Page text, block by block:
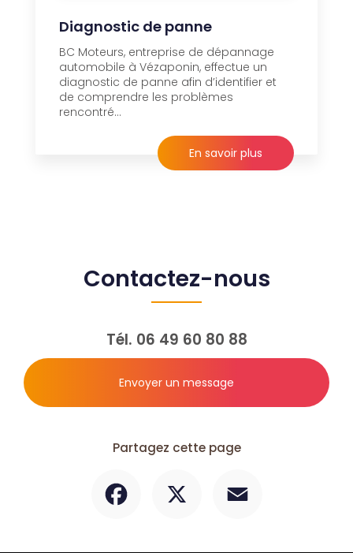
Diagnostic de panne
BC Moteurs, entreprise de dépannage
automobile à Vézaponin, effectue un
diagnostic de panne afin d’identifier et
de comprendre les problèmes
rencontré...
En savoir plus
Contactez-nous
Tél. 06 49 60 80 88
Envoyer un message
Partagez cette page